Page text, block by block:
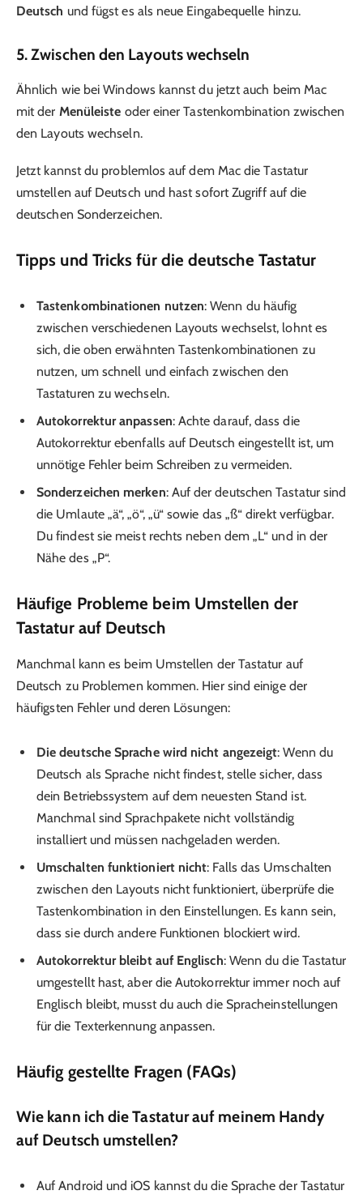
Deutsch und fügst es als neue Eingabequelle hinzu.
5. Zwischen den Layouts wechseln
Ähnlich wie bei Windows kannst du jetzt auch beim Mac
mit der Menüleiste oder einer Tastenkombination zwischen
den Layouts wechseln.
Jetzt kannst du problemlos auf dem Mac die Tastatur
umstellen auf Deutsch und hast sofort Zugriff auf die
deutschen Sonderzeichen.
Tipps und Tricks für die deutsche Tastatur
Tastenkombinationen nutzen: Wenn du häufig
zwischen verschiedenen Layouts wechselst, lohnt es
sich, die oben erwähnten Tastenkombinationen zu
nutzen, um schnell und einfach zwischen den
Tastaturen zu wechseln.
Autokorrektur anpassen: Achte darauf, dass die
Autokorrektur ebenfalls auf Deutsch eingestellt ist, um
unnötige Fehler beim Schreiben zu vermeiden.
Sonderzeichen merken: Auf der deutschen Tastatur sind
die Umlaute „ä“, „ö“, „ü“ sowie das „ß“ direkt verfügbar.
Du findest sie meist rechts neben dem „L“ und in der
Nähe des „P“.
Häufige Probleme beim Umstellen der
Tastatur auf Deutsch
Manchmal kann es beim Umstellen der Tastatur auf
Deutsch zu Problemen kommen. Hier sind einige der
häufigsten Fehler und deren Lösungen:
Die deutsche Sprache wird nicht angezeigt: Wenn du
Deutsch als Sprache nicht findest, stelle sicher, dass
dein Betriebssystem auf dem neuesten Stand ist.
Manchmal sind Sprachpakete nicht vollständig
installiert und müssen nachgeladen werden.
Umschalten funktioniert nicht: Falls das Umschalten
zwischen den Layouts nicht funktioniert, überprüfe die
Tastenkombination in den Einstellungen. Es kann sein,
dass sie durch andere Funktionen blockiert wird.
Autokorrektur bleibt auf Englisch: Wenn du die Tastatur
umgestellt hast, aber die Autokorrektur immer noch auf
Englisch bleibt, musst du auch die Spracheinstellungen
für die Texterkennung anpassen.
Häufig gestellte Fragen (FAQs)
Wie kann ich die Tastatur auf meinem Handy
auf Deutsch umstellen?
Auf Android und iOS kannst du die Sprache der Tastatur